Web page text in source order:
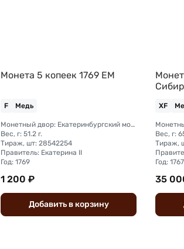
Монета 5 копеек 1769 ЕМ
F Медь
Монетный двор: Екатеринбургский монетный двор
Вес, г: 51.2 г.
Тираж, шт: 28542254
Правитель: Екатерина II
Год: 1769
1 200 ₽
Добавить вкорзину
XF
Вес, г:
Год: 1767
35